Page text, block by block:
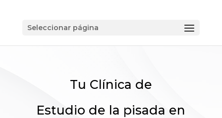
Seleccionar página
Tu Clínica de
Estudio de la pisada en